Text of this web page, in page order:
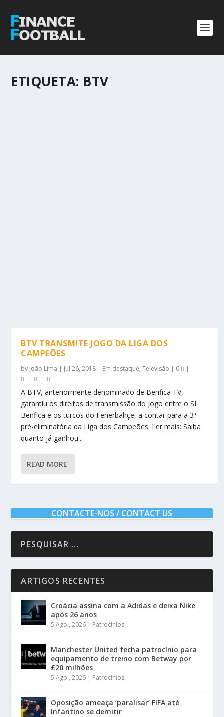
ETIQUETA: BTV
BTV TRANSMITE JOGO DA LIGA DOS
CAMPEÕES
by João Lima | Jul 26, 2018 | Em destaque,Televisão | 0 |
A BTV, anteriormente denominado de Benfica TV,
garantiu os direitos de transmissão do jogo entre o SL
Benfica e os turcos do Fenerbahçe, a contar para a 3ª
pré-eliminatória da Liga dos Campeões. Ler mais: Saiba
quanto já ganhou...
READ MORE
CONTACTE-NOS / CONTACT US
ARTIGOS RECENTES
Croácia assina com a Adidas e deixa Nike
após 26 anos
5 Ago , 2026 | Patrocínios
Manchester United fecha patrocínio para
equipamento de treino com Betway por
£20 milhões
5 Ago , 2026 | Patrocínios
Oposição ameaça ‘paralisar’ FIFA até
Infantino se demitir